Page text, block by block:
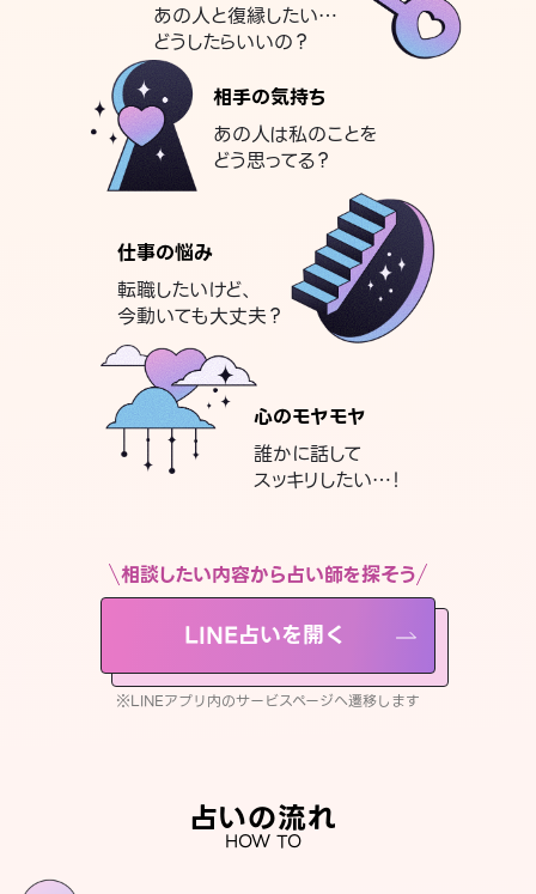
あの人と復縁したい…
どうしたらいいの？
相手の気持ち
あの人は私のことを
どう思ってる？
仕事の悩み
転職したいけど、
今動いても大丈夫？
心のモヤモヤ
誰かに話して
スッキリしたい…！
相談したい内容から占い師を探そう
LINE占いを開く
※LINEアプリ内のサービスページへ遷移します
占いの流れ
HOW TO